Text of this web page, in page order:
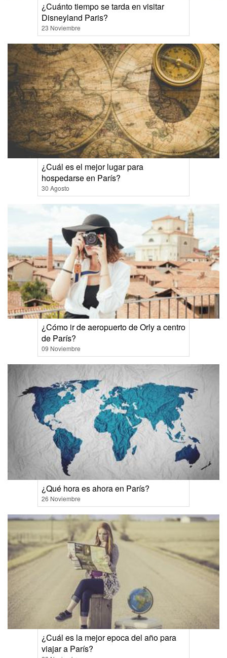
¿Cuánto tiempo se tarda en visitar
Disneyland Paris?
23 Noviembre
¿Cuál es el mejor lugar para
hospedarse en París?
30 Agosto
¿Cómo ir de aeropuerto de Orly a centro
de París?
09 Noviembre
¿Qué hora es ahora en París?
26 Noviembre
¿Cuál es la mejor epoca del año para
viajar a París?